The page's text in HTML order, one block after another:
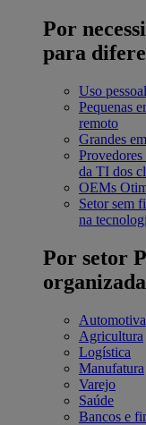
Por
para
Uso pessoal
Pequenas
remoto
Grandes
Provedores
da TI dos
OEMs
Setor sem
na
Por setor
Automotiva
Agricultura
Logística
Manufatura
Varejo
Saúde
Bancos e